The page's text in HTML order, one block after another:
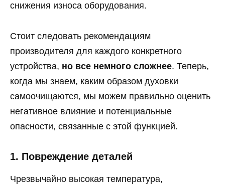
снижения износа оборудования.
Стоит следовать рекомендациям
производителя для каждого конкретного
устройства, но все немного сложнее. Теперь,
когда мы знаем, каким образом духовки
самоочищаются, мы можем правильно оценить
негативное влияние и потенциальные
опасности, связанные с этой функцией.
1. Повреждение деталей
Чрезвычайно высокая температура,